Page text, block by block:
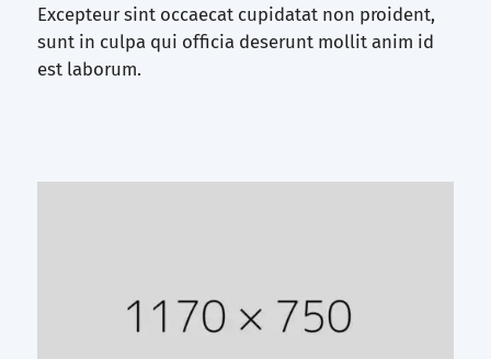
Excepteur sint occaecat cupidatat non proident,
sunt in culpa qui officia deserunt mollit anim id
est laborum.